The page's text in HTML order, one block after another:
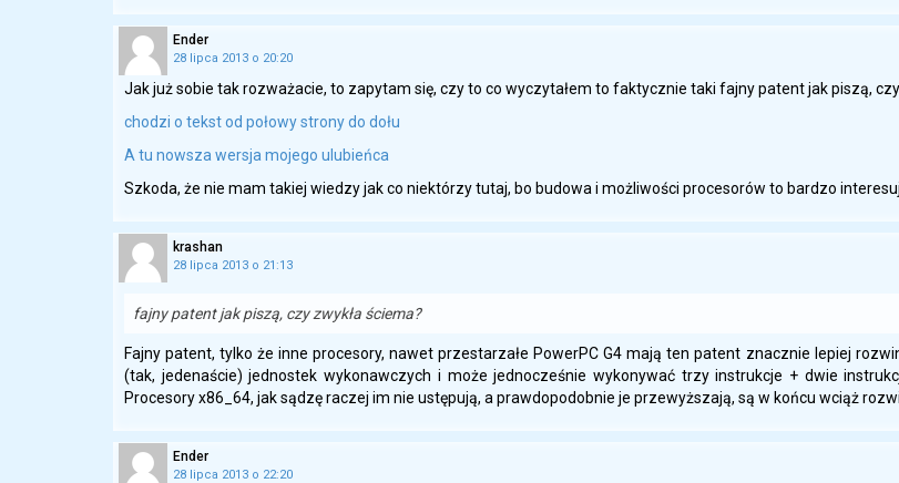
Ender
28 lipca 2013 o 20:20
Jak już sobie tak rozważacie, to zapytam się, czy to co wyczytałem to faktycznie taki fajny patent jak piszą,
chodzi o tekst od połowy strony do dołu
A tu nowsza wersja mojego ulubieńca
Szkoda, że nie mam takiej wiedzy jak co niektórzy tutaj, bo budowa i możliwości procesorów to bardzo
krashan
28 lipca 2013 o 21:13
fajny patent jak piszą, czy zwykła ściema?
Fajny patent, tylko że inne procesory, nawet przestarzałe PowerPC G4 mają ten patent znacznie lepiej
(tak, jedenaście) jednostek wykonawczych i może jednocześnie wykonywać trzy instrukcje + dwie
Procesory x86_64, jak sądzę raczej im nie ustępują, a prawdopodobnie je przewyższają, są w końcu wciąż
Ender
28 lipca 2013 o 22:20